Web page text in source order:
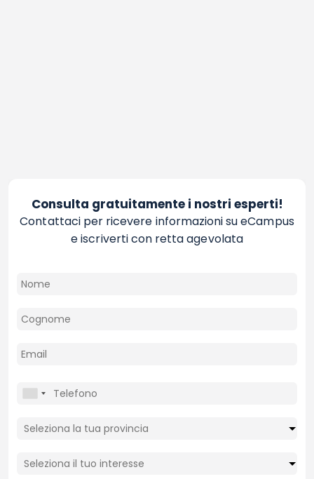
Consulta gratuitamente i nostri esperti!
Contattaci per ricevere informazioni su eCampus
e iscriverti con retta agevolata